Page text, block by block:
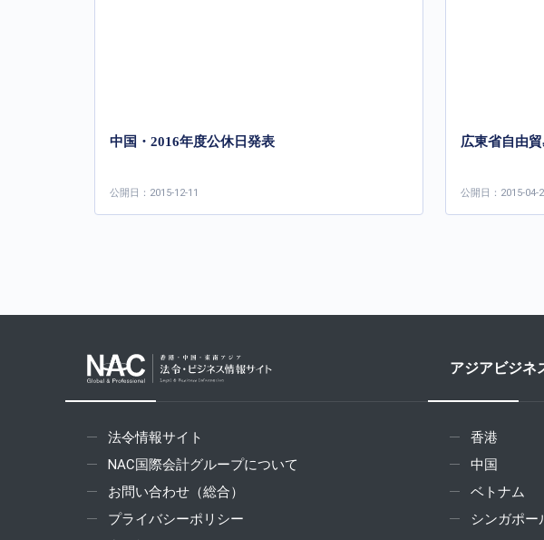
中国・2016年度公休日発表
公開日：2015-12-11
広東省自由
公開日：2015-04-
法令情報サイト
NAC国際会計グループについて
お問い合わせ（総合）
プライバシーポリシー
アジアビジネ
香港
中国
ベトナム
シンガポー